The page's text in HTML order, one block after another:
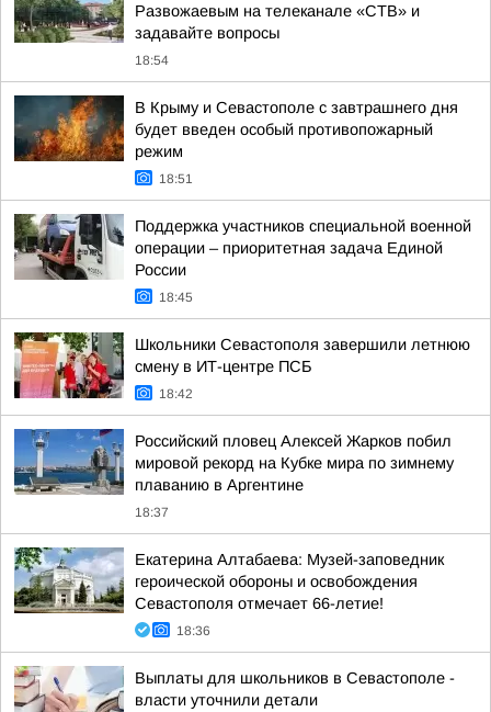
Развожаевым на телеканале «СТВ» и
задавайте вопросы
18:54
В Крыму и Севастополе с завтрашнего дня
будет введен особый противопожарный
режим
18:51
Поддержка участников специальной военной
операции – приоритетная задача Единой
России
18:45
Школьники Севастополя завершили летнюю
смену в ИТ-центре ПСБ
18:42
Российский пловец Алексей Жарков побил
мировой рекорд на Кубке мира по зимнему
плаванию в Аргентине
18:37
Екатерина Алтабаева: Музей-заповедник
героической обороны и освобождения
Севастополя отмечает 66-летие!
18:36
Выплаты для школьников в Севастополе -
власти уточнили детали